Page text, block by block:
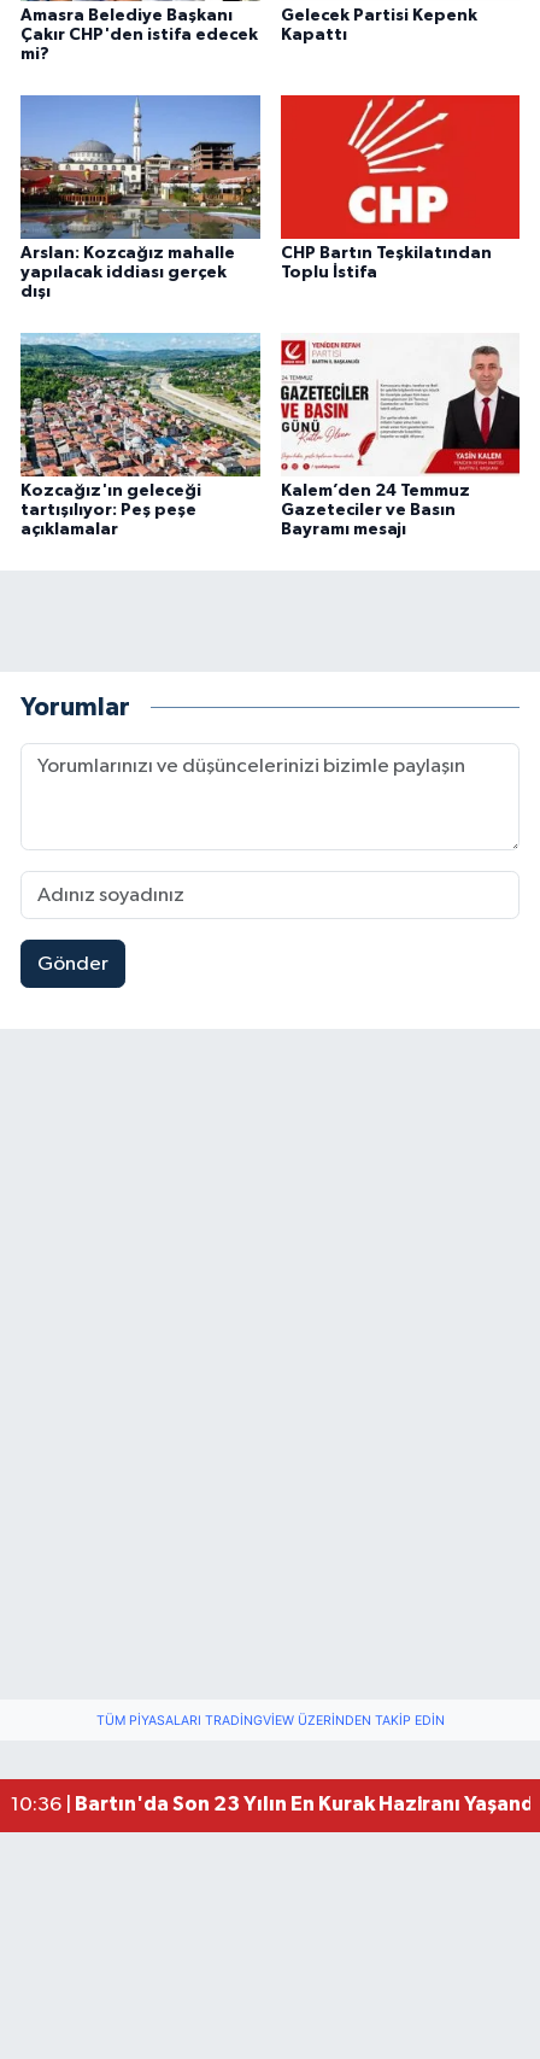
Amasra Belediye Başkanı
Çakır CHP'den istifa edecek
mi?
Gelecek Partisi Kepenk
Kapattı
Arslan: Kozcağız mahalle
yapılacak iddiası gerçek
dışı
CHP Bartın Teşkilatından
Toplu İstifa
Kozcağız'ın geleceği
tartışılıyor: Peş peşe
açıklamalar
Kalem’den 24 Temmuz
Gazeteciler ve Basın
Bayramı mesajı
Yorumlar
Gönder
TÜM PIYASALARI TRADINGVIEW ÜZERINDEN TAKIP EDIN
10:36 |
Bartın'da Son 23 Yılın En Kurak Haziranı Yaşandı